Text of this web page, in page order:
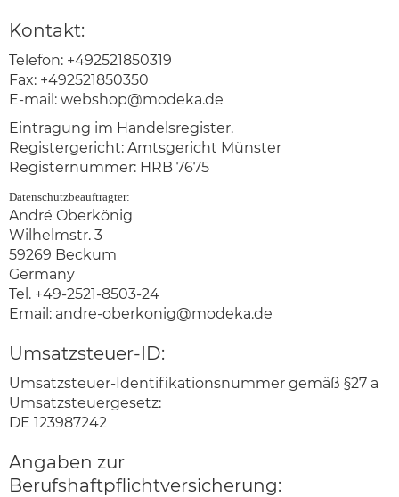
Kontakt:
Telefon: +492521850319
Fax: +492521850350
E-mail: webshop@modeka.de
Eintragung im Handelsregister.
Registergericht: Amtsgericht Münster
Registernummer: HRB 7675
Datenschutzbeauftragter:
André Oberkönig
Wilhelmstr. 3
59269 Beckum
Germany
Tel. +49-2521-8503-24
Email: andre-oberkonig@modeka.de
Umsatzsteuer-ID:
Umsatzsteuer-Identifikationsnummer gemäß §27 a
Umsatzsteuergesetz:
DE 123987242
Angaben zur
Berufshaftpflichtversicherung: